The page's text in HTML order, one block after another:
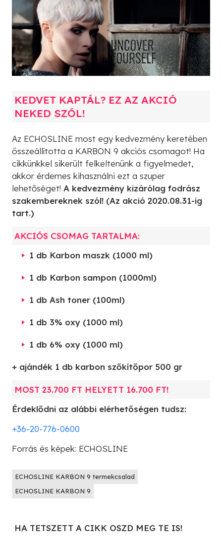
KEDVET KAPTÁL? EZ AZ AKCIÓ
NEKED SZÓL!
Az ECHOSLINE most egy kedvezmény keretében
összeállította a KARBON 9 akciós csomagot! Ha
cikkünkkel sikerült felkeltenünk a figyelmedet,
akkor érdemes kihasználni ezt a szuper
lehetőséget! A kedvezmény kizárólag fodrász
szakembereknek szól! (Az akció 2020.08.31-ig
tart.)
AKCIÓS CSOMAG TARTALMA:
1 db Karbon maszk (1000 ml)
1 db Karbon sampon (1000ml)
1 db Ash toner (100ml)
1 db 3% oxy (1000 ml)
1 db 6% oxy (1000 ml)
+ ajándék 1 db karbon szőkítőpor 500 gr
MOST 23.700 FT HELYETT 16.700 FT!
Érdeklődni az alábbi elérhetőségen tudsz:
+36-20-776-0600
Forrás és képek: ECHOSLINE
ECHOSLINE KARBON 9 termekcsalad
ECHOSLINE KARBON 9
HA TETSZETT A CIKK OSZD MEG TE IS!